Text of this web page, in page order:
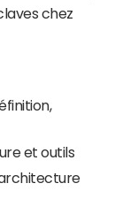
chez
et outils